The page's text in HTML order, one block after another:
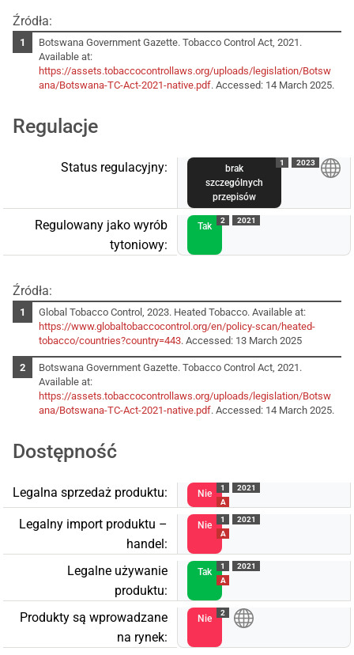
Źródła:
Botswana Government Gazette. Tobacco Control Act, 2021.
Available at:
https://assets.tobaccocontrollaws.org/uploads/legislation/Botsw
ana/Botswana-TC-Act-2021-native.pdf. Accessed: 14 March 2025.
Regulacje
Status regulacyjny:
brak
szczególnych
przepisów
1 2023
Regulowany jako wyrób
tytoniowy:
Tak
2 2021
Źródła:
Global Tobacco Control, 2023. Heated Tobacco. Available at:
https://www.globaltobaccocontrol.org/en/policy-scan/heated-
tobacco/countries?country=443. Accessed: 13 March 2025
Botswana Government Gazette. Tobacco Control Act, 2021.
Available at:
https://assets.tobaccocontrollaws.org/uploads/legislation/Botsw
ana/Botswana-TC-Act-2021-native.pdf. Accessed: 14 March 2025.
Dostępność
Legalna sprzedaż produktu: Nie
1
A
2021
Legalny import produktu –
handel:
Nie
1
A
2021
Legalne używanie
produktu:
Tak
1
A
2021
Produkty są wprowadzane
na rynek:
Nie
2